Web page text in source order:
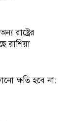
রাষ্ট্রের
রাশিয়া
ক্ষতি হবে না: